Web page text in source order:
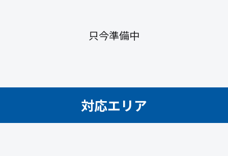
只今準備中
対応エリア